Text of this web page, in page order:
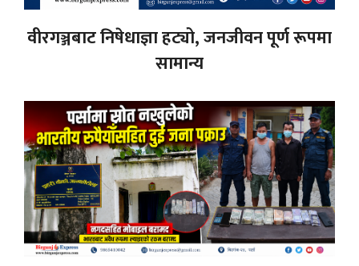
वीरगञ्जबाट निषेधाज्ञा हट्यो, जनजीवन पूर्ण रूपमा
सामान्य